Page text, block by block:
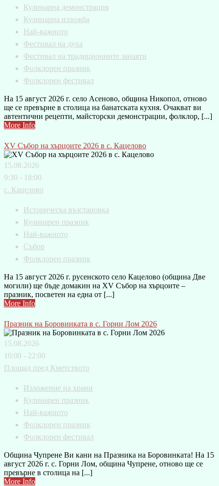
Кулинарна демонстрация
Кулинарна изложба
Най-важното
Фестивал на духа
Фестивал на традиционните занаяти
Фолклорен празник
Фолклорен фестивал
На 15 август 2026 г. село Асеново, община Никопол, отново
ще се превърне в столица на банатската кухня. Очакват ви
автентични рецепти, майсторски демонстрации, фолклор, [...]
More Info
XV Събор на хърцоите 2026 в с. Кацелово
15.08.2026
9:30 - 18:00
с. Кацелово
Историческа възстановка
Кулинарен празник
Най-важното
Събор
Фолклорен празник
На 15 август 2026 г. русенското село Кацелово (община Две
могили) ще бъде домакин на XV Събор на хърцоите –
празник, посветен на една от [...]
More Info
Празник на Боровинката в с. Горни Лом 2026
15.08.2026
10:00 - 22:00
Площад пред Кметството
Изложение на храни
Кулинарен празник
Най-важното
Фолклорен празник
Фолклорен фестивал
Община Чупрене Ви кани на Празника на Боровинката! На 15
август 2026 г. с. Горни Лом, община Чупрене, отново ще се
превърне в столица на [...]
More Info